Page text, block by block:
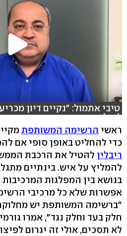
טיבי אתמול: "נקיים דיון
(צילום: דוברות הרשימה
ראשי הרשימה המשותפת
כדי להחליט באופן סופי אם
ריבלין להטיל את הרכבת
להמליץ על איש. בינתיים
בנושא בין המפלגות
אפשרות שלא כל מרכיבי
"ברשימה המשותפת יש
חלק בעד וחלק נגד", אמרו
לא תסכים, אולי זה יגרום